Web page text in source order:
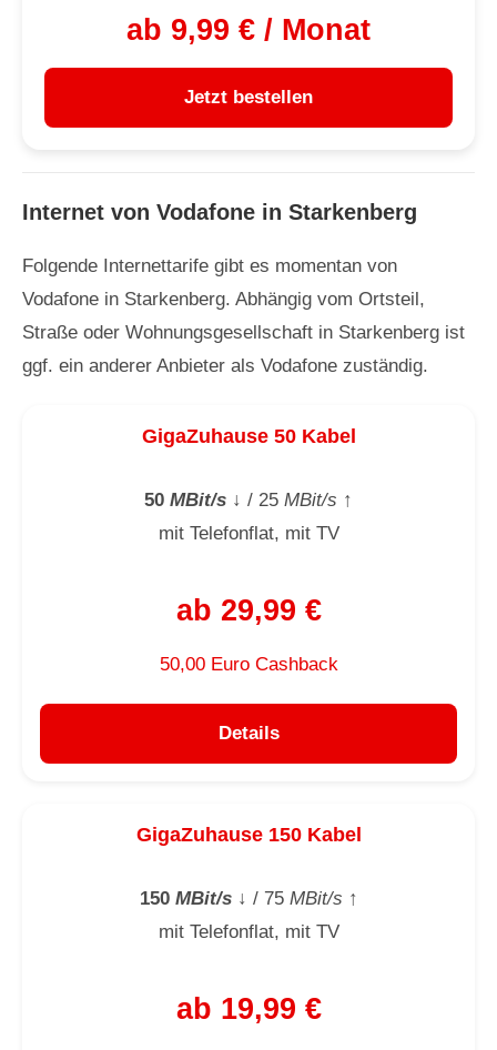
ab 9,99 € / Monat
Jetzt bestellen
Internet von Vodafone in Starkenberg
Folgende Internettarife gibt es momentan von
Vodafone in Starkenberg. Abhängig vom Ortsteil,
Straße oder Wohnungsgesellschaft in Starkenberg ist
ggf. ein anderer Anbieter als Vodafone zuständig.
GigaZuhause 50 Kabel
50 MBit/s ↓ / 25 MBit/s ↑
mit Telefonflat, mit TV
ab 29,99 €
50,00 Euro Cashback
Details
GigaZuhause 150 Kabel
150MBit/s↓ / 75MBit/s ↑
mit Telefonflat, mit TV
ab 19,99 €